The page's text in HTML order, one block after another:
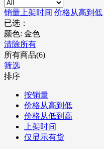
销量 上架时间 价格从高到低
已选：
颜色: 金色
清除所有
所有商品(6)
筛选
排序
按销量
价格从高到低
价格从低到高
上架时间
仅显示有货